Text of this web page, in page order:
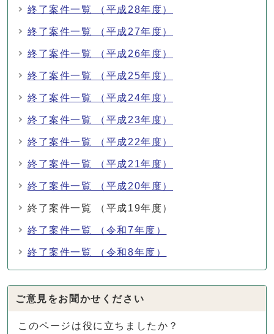
終了案件一覧 （平成28年度）
終了案件一覧 （平成27年度）
終了案件一覧 （平成26年度）
終了案件一覧 （平成25年度）
終了案件一覧 （平成24年度）
終了案件一覧 （平成23年度）
終了案件一覧 （平成22年度）
終了案件一覧 （平成21年度）
終了案件一覧 （平成20年度）
終了案件一覧 （平成19年度）
終了案件一覧 （令和7年度）
終了案件一覧 （令和8年度）
ご意見をお聞かせください
このページは役に立ちましたか？